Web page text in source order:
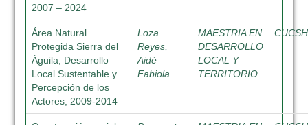
2007 – 2024
Área Natural
Protegida Sierra del
Águila; Desarrollo
Local Sustentable y
Percepción de los
Actores, 2009-2014
Loza
Reyes,
Aidé
Fabiola
MAESTRIA EN
DESARROLLO
LOCAL Y
TERRITORIO
CUCSH